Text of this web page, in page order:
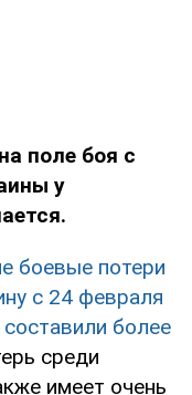
поле боя с
у
боевые потери
с 24 февраля
более
среди
имеет очень